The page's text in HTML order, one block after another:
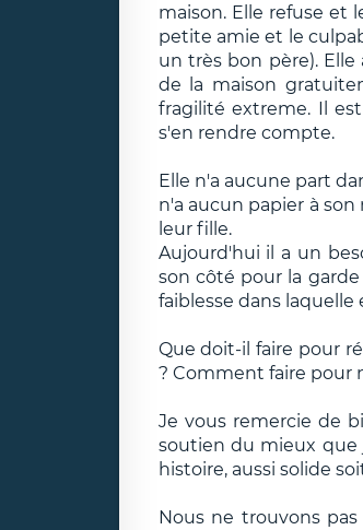
maison. Elle refuse et
petite amie et le
un très bon père).
de la maison
fragilité extreme. Il
s'en rendre compte.
Elle n'a aucune part
n'a aucun papier à
leur fille.
Aujourd'hui il a un
son côté pour la
faiblesse dans laquelle
Que doit-il faire pour
? Comment faire pour
Je vous remercie de
soutien du mieux que
histoire, aussi solide
Nous ne trouvons